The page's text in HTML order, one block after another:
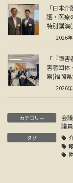
「日本
護・医療
特別講演
2026
「『障
害者団体
察(福岡県
2026
カテゴリー 会
議
タグ